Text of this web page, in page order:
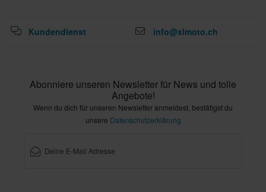
Kundendienst info@xlmoto.ch
Abonniere unseren Newsletter für News und tolle
Angebote!
Wenn du dich für unseren Newsletter anmeldest, bestätigst du
unsere Datenschutzerklärung